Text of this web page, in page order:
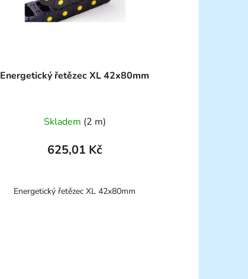
Energetický řetězec XL 42x80mm
Skladem (2 m)
625,01 Kč
Energetický řetězec XL 42x80mm